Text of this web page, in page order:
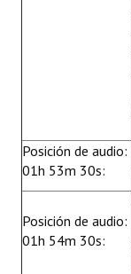
Posición de audio:
01h 53m 30s:
Posición de audio:
01h 54m 30s: